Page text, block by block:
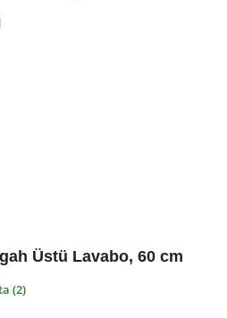
Üstü Lavabo, 60 cm
(2)